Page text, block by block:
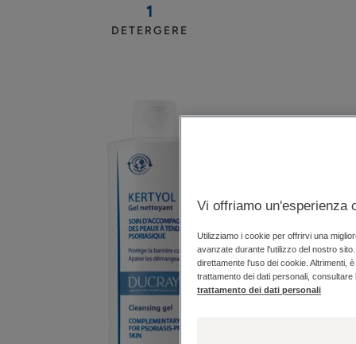
appiccicare o macchiare i vestiti
Profumazione floreale fruttata
*Sensazione di prurito causata dalla secchezza cutanea.
* Causate dalla secchezza cutanea
1
Gel
DETERGERE
Vi offriamo un'esperienza
Utilizziamo i cookie per offrirvi una
avanzate durante l'utilizzo del nostro
direttamente l'uso dei cookie. Altrimenti,
trattamento dei dati personali,
trattamento dei dati personali